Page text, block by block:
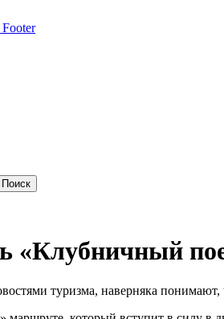
«Клубничный
туризма, наверняка понимают,